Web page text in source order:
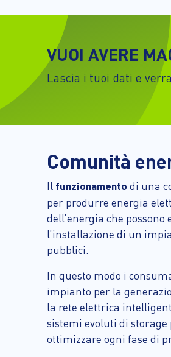
VUOI AVERE
Lascia i tuoi dati e
Comunità
Il funzionamento di una
per produrre energia
dell’energia che
l’installazione di un
pubblici.
In questo modo i
impianto per la
la rete elettrica
sistemi evoluti di
ottimizzare ogni fase di